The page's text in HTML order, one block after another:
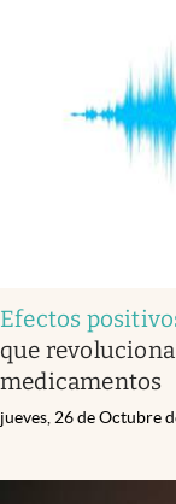
Efectos
que
medicamentos
jueves, 26 de Octubre